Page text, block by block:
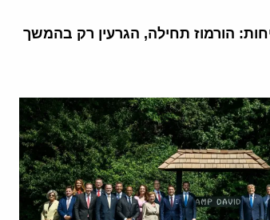
הורמוז תחילה, הגרעין רק בהמשך